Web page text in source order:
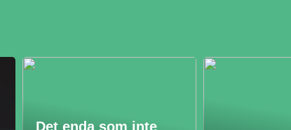
Det enda som inte